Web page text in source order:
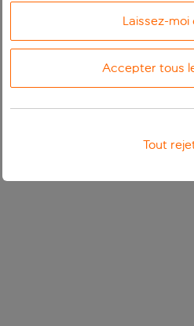
Laissez-moi
Accepter tous
Tout